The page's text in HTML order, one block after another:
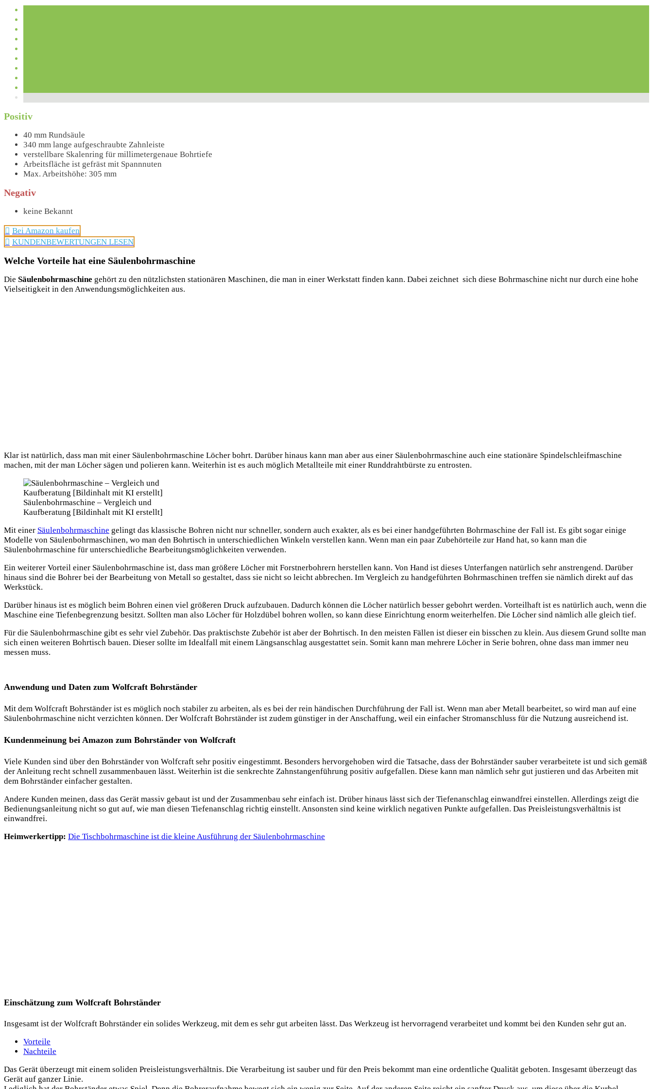
Positiv
40 mm Rundsäule
340 mm lange aufgeschraubte Zahnleiste
verstellbare Skalenring für millimetergenaue Bohrtiefe
Arbeitsfläche ist gefräst mit Spannnuten
Max. Arbeitshöhe: 305 mm
Negativ
keine Bekannt
Bei Amazon kaufen
KUNDENBEWERTUNGEN LESEN
Welche Vorteile hat eine Säulenbohrmaschine
Die Säulenbohrmaschine gehört zu den nützlichsten stationären Maschinen, die man in einer Werkstatt finden kann. Dabei zeichnet sich diese Bohrmaschine nicht nur durch eine hohe
Vielseitigkeit in den Anwendungsmöglichkeiten aus.
Klar ist natürlich, dass man mit einer Säulenbohrmaschine Löcher bohrt. Darüber hinaus kann man aber aus einer Säulenbohrmaschine auch eine stationäre Spindelschleifmaschine
machen, mit der man Löcher sägen und polieren kann. Weiterhin ist es auch möglich Metallteile mit einer Runddrahtbürste zu entrosten.
Säulenbohrmaschine – Vergleich und
Kaufberatung [Bildinhalt mit KI erstellt]
Mit einer Säulenbohrmaschine gelingt das klassische Bohren nicht nur schneller, sondern auch exakter, als es bei einer handgeführten Bohrmaschine der Fall ist. Es gibt sogar einige
Modelle von Säulenbohrmaschinen, wo man den Bohrtisch in unterschiedlichen Winkeln verstellen kann. Wenn man ein paar Zubehörteile zur Hand hat, so kann man die
Säulenbohrmaschine für unterschiedliche Bearbeitungsmöglichkeiten verwenden.
Ein weiterer Vorteil einer Säulenbohrmaschine ist, dass man größere Löcher mit Forstnerbohrern herstellen kann. Von Hand ist dieses Unterfangen natürlich sehr anstrengend. Darüber
hinaus sind die Bohrer bei der Bearbeitung von Metall so gestaltet, dass sie nicht so leicht abbrechen. Im Vergleich zu handgeführten Bohrmaschinen treffen sie nämlich direkt auf das
Werkstück.
Darüber hinaus ist es möglich beim Bohren einen viel größeren Druck aufzubauen. Dadurch können die Löcher natürlich besser gebohrt werden. Vorteilhaft ist es natürlich auch, wenn die
Maschine eine Tiefenbegrenzung besitzt. Sollten man also Löcher für Holzdübel bohren wollen, so kann diese Einrichtung enorm weiterhelfen. Die Löcher sind nämlich alle gleich tief.
Für die Säulenbohrmaschine gibt es sehr viel Zubehör. Das praktischste Zubehör ist aber der Bohrtisch. In den meisten Fällen ist dieser ein bisschen zu klein. Aus diesem Grund sollte man
sich einen weiteren Bohrtisch bauen. Dieser sollte im Idealfall mit einem Längsanschlag ausgestattet sein. Somit kann man mehrere Löcher in Serie bohren, ohne dass man immer neu
messen muss.
Anwendung und Daten zum Wolfcraft Bohrständer
Mit dem Wolfcraft Bohrständer ist es möglich noch stabiler zu arbeiten, als es bei der rein händischen Durchführung der Fall ist. Wenn man aber Metall bearbeitet, so wird man auf eine
Säulenbohrmaschine nicht verzichten können. Der Wolfcraft Bohrständer ist zudem günstiger in der Anschaffung, weil ein einfacher Stromanschluss für die Nutzung ausreichend ist.
Kundenmeinung bei Amazon zum Bohrständer von Wolfcraft
Viele Kunden sind über den Bohrständer von Wolfcraft sehr positiv eingestimmt. Besonders hervorgehoben wird die Tatsache, dass der Bohrständer sauber verarbeitete ist und sich gemäß
der Anleitung recht schnell zusammenbauen lässt. Weiterhin ist die senkrechte Zahnstangenführung positiv aufgefallen. Diese kann man nämlich sehr gut justieren und das Arbeiten mit
dem Bohrständer einfacher gestalten.
Andere Kunden meinen, dass das Gerät massiv gebaut ist und der Zusammenbau sehr einfach ist. Drüber hinaus lässt sich der Tiefenanschlag einwandfrei einstellen. Allerdings zeigt die
Bedienungsanleitung nicht so gut auf, wie man diesen Tiefenanschlag richtig einstellt. Ansonsten sind keine wirklich negativen Punkte aufgefallen. Das Preisleistungsverhältnis ist
einwandfrei.
Heimwerkertipp: Die Tischbohrmaschine ist die kleine Ausführung der Säulenbohrmaschine
Einschätzung zum Wolfcraft Bohrständer
Insgesamt ist der Wolfcraft Bohrständer ein solides Werkzeug, mit dem es sehr gut arbeiten lässt. Das Werkzeug ist hervorragend verarbeitet und kommt bei den Kunden sehr gut an.
Vorteile
Nachteile
Das Gerät überzeugt mit einem soliden Preisleistungsverhältnis. Die Verarbeitung ist sauber und für den Preis bekommt man eine ordentliche Qualität geboten. Insgesamt überzeugt das
Gerät auf ganzer Linie.